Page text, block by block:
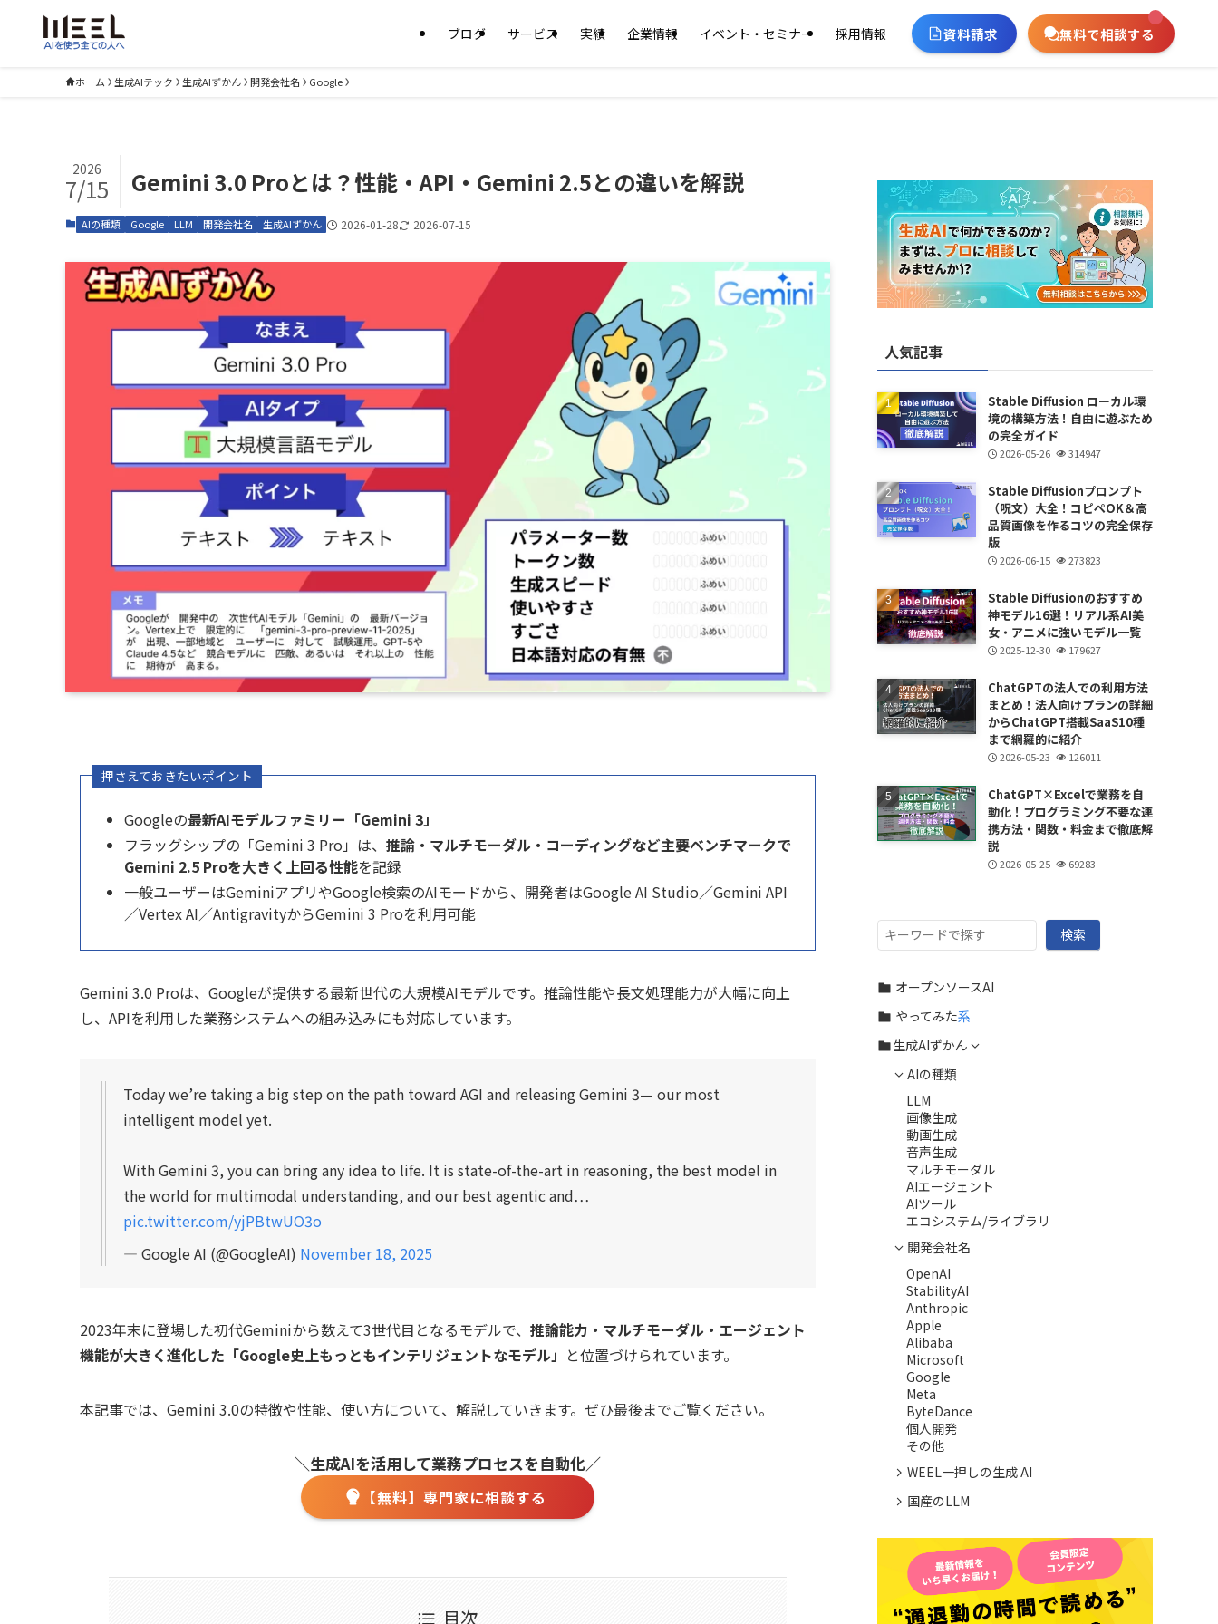
ブログ サービス 実績 企業情報 イベント・セミナー 採用情報 資料請求 無料で相談する
ホーム 生成AIテック 生成AIずかん 開発会社名 Google
Gemini 3.0 Proとは？性能・API・Gemini 2.5との違いを解説
2026
7/15
AIの種類 Google LLM 開発会社名 生成AIずかん 2026-01-28 2026-07-15
押さえておきたいポイント
Googleの最新AIモデルファミリー「Gemini 3」
フラッグシップの「Gemini 3 Pro」は、 推論・マルチモーダル・コーディングなど主要ベンチマークで
Gemini 2.5 Proを大きく上回る性能を記録
一般ユーザーはGeminiアプリやGoogle検索のAIモードから、開発者はGoogle AI Studio／Gemini API
／Vertex AI／AntigravityからGemini 3 Proを利用可能
Gemini 3.0 Proは、Googleが提供する最新世代の大規模AIモデルです。推論性能や長文処理能力が大幅に向上
し、APIを利用した業務システムへの組み込みにも対応しています。
Today we’re taking a big step on the path toward AGI and releasing Gemini 3— our most
intelligent model yet.
With Gemini 3, you can bring any idea to life. It is state-of-the-art in reasoning, the best model in
the world for multimodal understanding, and our best agentic and…
pic.twitter.com/yjPBtwUO3o
— Google AI (@GoogleAI) November 18, 2025
2023年末に登場した初代Geminiから数えて3世代目となるモデルで、 推論能力・マルチモーダル・エージェント
機能が大きく進化した「Google史上もっともインテリジェントなモデル」 と位置づけられています。
本記事では、Gemini 3.0の特徴や性能、使い方について、解説していきます。ぜひ最後までご覧ください。
＼生成AIを活用して業務プロセスを自動化／
【無料】専門家に相談する
目次
人気記事
Stable Diffusion ローカル環
境の構築方法！自由に遊ぶため
の完全ガイド
2026-05-26 314947
Stable Diffusionプロンプト
（呪文）大全！コピペOK＆高
品質画像を作るコツの完全保存
版
2026-06-15 273823
Stable Diffusionのおすすめ
神モデル16選！リアル系AI美
女・アニメに強いモデル一覧
2025-12-30 179627
ChatGPTの法人での利用方法
まとめ！法人向けプランの詳細
からChatGPT搭載SaaS10種
まで網羅的に紹介
2026-05-23 126011
ChatGPT×Excelで業務を自
動化！プログラミング不要な連
携方法・関数・料金まで徹底解
説
2026-05-25 69283
検
索
検索
オープンソースAI
やってみた系
生成AIずかん
AIの種類
LLM
画像生成
動画生成
音声生成
マルチモーダル
AIエージェント
AIツール
エコシステム/ライブラリ
開発会社名
OpenAI
StabilityAI
Anthropic
Apple
Alibaba
Microsoft
Google
Meta
ByteDance
個人開発
その他
WEEL一押しの生成 AI
国産のLLM